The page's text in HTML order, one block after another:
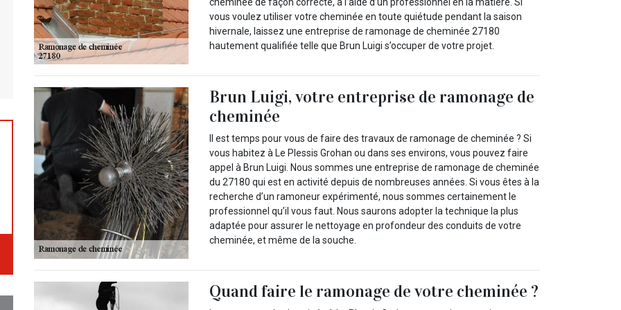
vous voulez utiliser votre cheminée en toute quiétude pendant la saison
hivernale, laissez une entreprise de ramonage de cheminée 27180
hautement qualifiée telle que Brun Luigi s’occuper de votre projet.
Brun Luigi, votre entreprise de ramonage de
cheminée
Il est temps pour vous de faire des travaux de ramonage de cheminée ? Si
vous habitez à Le Plessis Grohan ou dans ses environs, vous pouvez faire
appel à Brun Luigi. Nous sommes une entreprise de ramonage de cheminée
du 27180 qui est en activité depuis de nombreuses années. Si vous êtes à la
recherche d’un ramoneur expérimenté, nous sommes certainement le
professionnel qu’il vous faut. Nous saurons adopter la technique la plus
adaptée pour assurer le nettoyage en profondeur des conduits de votre
cheminée, et même de la souche.
Quand faire le ramonage de votre cheminée ?